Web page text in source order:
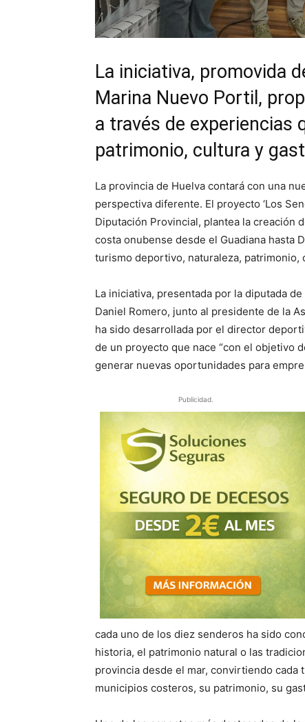
La iniciativa, promovida
Marina Nuevo Portil,
a través de experiencias
patrimonio, cultura y
La provincia de Huelva contará con una
perspectiva diferente. El proyecto ‘Los
Diputación Provincial, plantea la creación
costa onubense desde el Guadiana hasta
turismo deportivo, naturaleza, patrimonio,
La iniciativa, presentada por la diputada
Daniel Romero, junto al presidente de la
ha sido desarrollada por el director
de un proyecto que nace “con el objetivo
generar nuevas oportunidades para
Publicidad.
cada uno de los diez senderos ha sido
historia, el patrimonio natural o las
provincia desde el mar, convirtiendo cada
municipios costeros, su patrimonio, su